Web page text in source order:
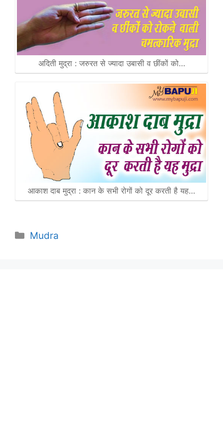
अदिती मुद्रा : जरुरत से ज्यादा उबासी व छींकों को…
आकाश दाब मुद्रा : कान के सभी रोगों को दूर करती है यह…
Categories
Mudra